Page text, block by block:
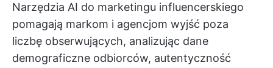
Narzędzia AI do marketingu influencerskiego
pomagają markom i agencjom wyjść poza
liczbę obserwujących, analizując dane
demograficzne odbiorców, autentyczność